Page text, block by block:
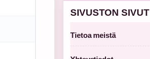
SIVUSTON SIVUT
Tietoa meistä